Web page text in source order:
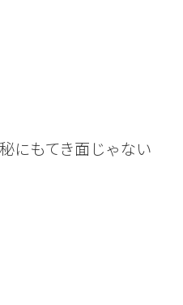
にもてき面じゃない